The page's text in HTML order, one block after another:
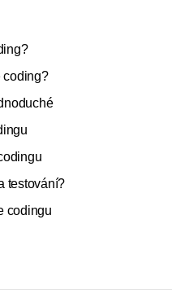
coding?
testování?
codingu